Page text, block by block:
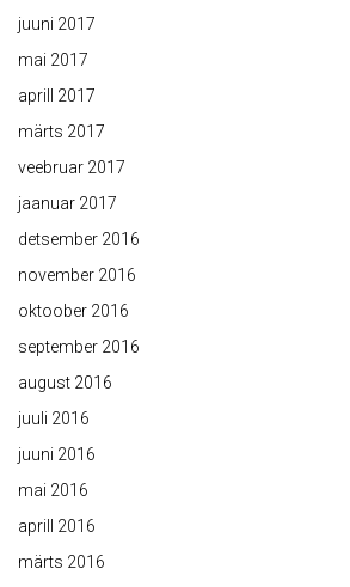
juuni 2017
mai 2017
aprill 2017
märts 2017
veebruar 2017
jaanuar 2017
detsember 2016
november 2016
oktoober 2016
september 2016
august 2016
juuli 2016
juuni 2016
mai 2016
aprill 2016
märts 2016